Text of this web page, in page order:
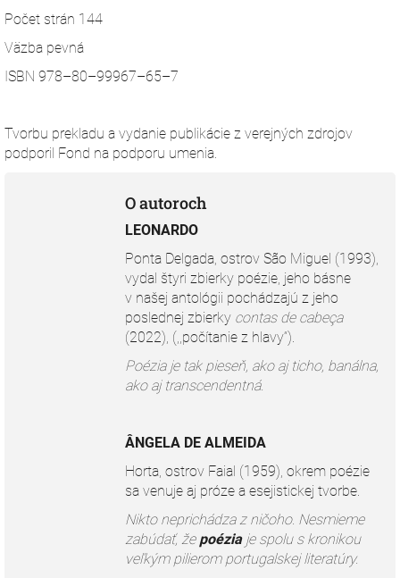
Počet strán 144
Väzba pevná
ISBN 978–80–99967–65–7
Tvorbu prekladu a vydanie publikácie z verejných zdrojov
podporil Fond na podporu umenia.
O autoroch
LEONARDO
Ponta Delgada, ostrov São Miguel (1993),
vydal štyri zbierky poézie, jeho básne
v našej antológii pochádzajú z jeho
poslednej zbierky contas de cabeça
(2022), (,,počítanie z hlavy“).
Poézia je tak pieseň, ako aj ticho, banálna,
ako aj transcendentná.
ÂNGELA DE ALMEIDA
Horta, ostrov Faial (1959), okrem poézie
sa venuje aj próze a esejistickej tvorbe.
Nikto neprichádza z ničoho. Nesmieme
zabúdať, že poéziaje spolu s kronikou
veľkým pilierom portugalskej literatúry.